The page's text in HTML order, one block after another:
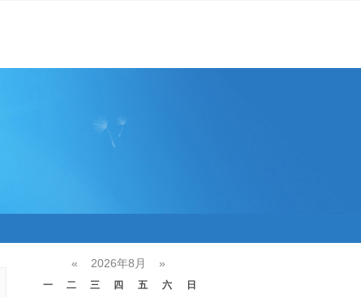
« 2026年8月 »
一 二 三 四 五 六 日